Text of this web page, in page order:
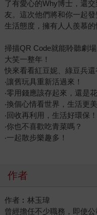
了有愛心的Why博士，還
友。這次他們將和你一起
生活態度，擁有人人羨慕的
掃描QR Code就能聆聽劇
大笑一整年！
快來看看紅豆妮、綠豆兵還
‧讓舊玩具重新活過來！
‧零用錢應該存起來，還是
‧換個心情看世界，生活更美
‧回收再利用，生活好環保！
‧你也不喜歡吃青菜嗎？
‧一起散步樂趣多！
作者
作者︰林玉瑋
曾經擔任不少職務，即使